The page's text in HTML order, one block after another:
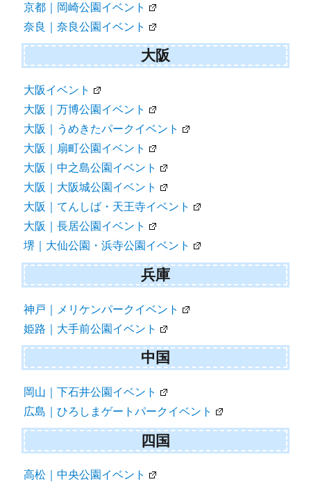
京都｜岡崎公園イベント
奈良｜奈良公園イベント
大阪
大阪イベント
大阪｜万博公園イベント
大阪｜うめきたパークイベント
大阪｜扇町公園イベント
大阪｜中之島公園イベント
大阪｜大阪城公園イベント
大阪｜てんしば・天王寺イベント
大阪｜長居公園イベント
堺｜大仙公園・浜寺公園イベント
兵庫
神戸｜メリケンパークイベント
姫路｜大手前公園イベント
中国
岡山｜下石井公園イベント
広島｜ひろしまゲートパークイベント
四国
高松｜中央公園イベント